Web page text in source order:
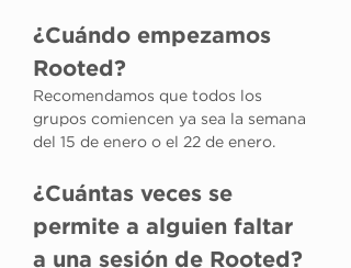
¿Cuándo empezamos
Rooted?
Recomendamos que todos los
grupos comiencen ya sea la semana
del 15 de enero o el 22 de enero.
¿Cuántas veces se
permite a alguien faltar
a una sesión de Rooted?